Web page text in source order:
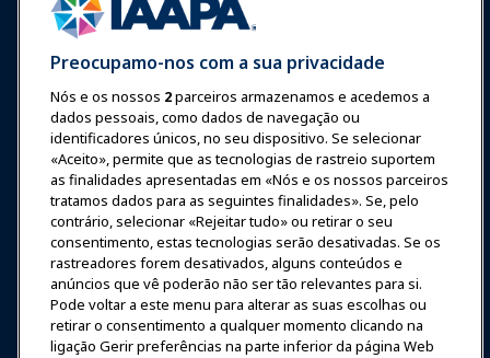
Entrar Junte-se Agora
Prêmios Carreiras
Contato
Expos e Eventos
Notícias & Diversão
Educação
Preocupamo-nos com a sua privacidade
Nós e os nossos 2parceiros armazenamos e acedemos a
dados pessoais, como dados de navegação ou
identificadores únicos, no seu dispositivo. Se selecionar
«Aceito», permite que as tecnologias de rastreio suportem
as finalidades apresentadas em «Nós e os nossos parceiros
tratamos dados para as seguintes finalidades». Se, pelo
contrário, selecionar «Rejeitar tudo» ou retirar o seu
consentimento, estas tecnologias serão desativadas. Se os
rastreadores forem desativados, alguns conteúdos e
anúncios que vê poderão não ser tão relevantes para si.
Pode voltar a este menu para alterar as suas escolhas ou
retirar o consentimento a qualquer momento clicando na
ligação Gerir preferências na parte inferior da página Web